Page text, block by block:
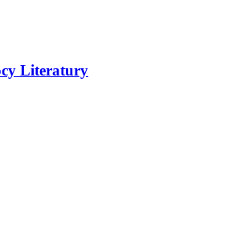
Literatury